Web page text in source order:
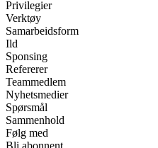
Privilegier
Verktøy
Samarbeidsform
Ild
Sponsing
Refererer
Teammedlem
Nyhetsmedier
Spørsmål
Sammenhold
Følg med